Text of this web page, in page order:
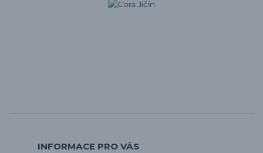
INFORMACE PRO VÁS